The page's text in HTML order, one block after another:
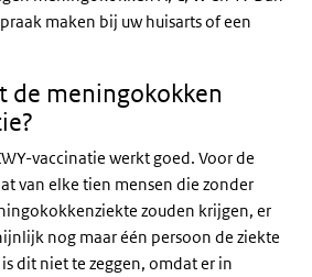
maken bij uw huisarts of een
de meningokokken
vaccinatie werkt goed. Voor de
van elke tien mensen die zonder
zouden krijgen, er
nog maar één persoon de ziekte
dit niet te zeggen, omdat er in